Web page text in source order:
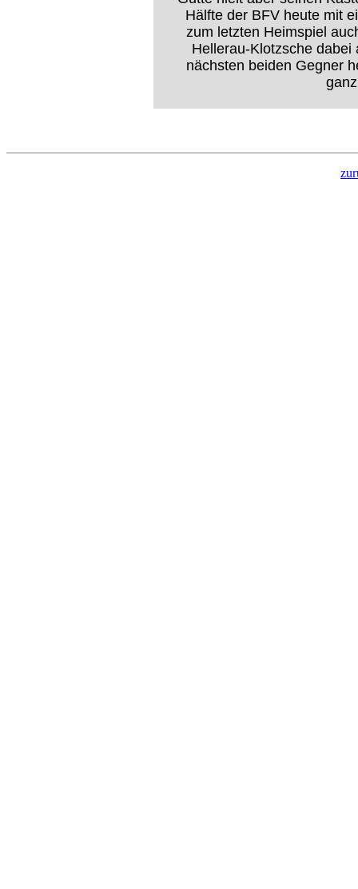
Hälfte der BFV heute mit
zum letzten Heimspiel
Hellerau-Klotzsche dabei
nächsten beiden Gegner